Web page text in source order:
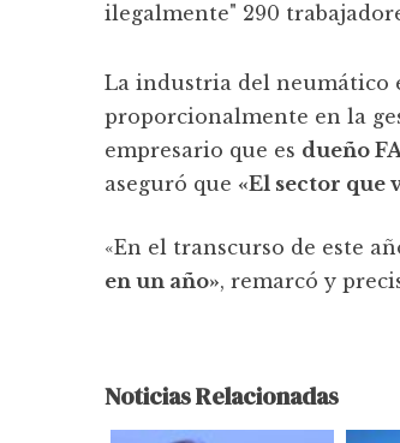
La industria del neumático
proporcionalmente en la
empresario que es dueño
aseguró que «El sector que
«En el transcurso de este
en un año», remarcó y
Noticias Relacionadas